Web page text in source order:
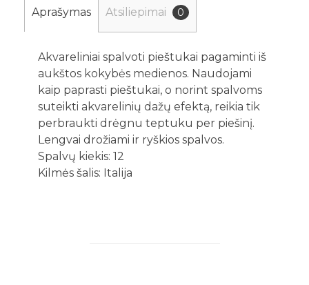
Aprašymas Atsiliepimai 0
Akvareliniai spalvoti pieštukai pagaminti iš
aukštos kokybės medienos. Naudojami
kaip paprasti pieštukai, o norint spalvoms
suteikti akvarelinių dažų efektą, reikia tik
perbraukti drėgnu teptuku per piešinį.
Lengvai drožiami ir ryškios spalvos.
Spalvų kiekis: 12
Kilmės šalis: Italija